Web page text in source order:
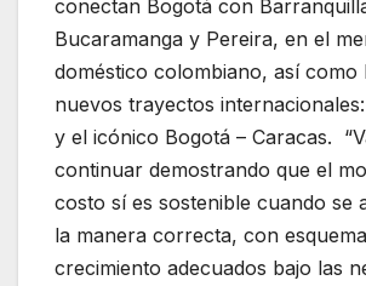
conectan Bogotá con
Bucaramanga y Pereira, en el
doméstico colombiano, así como
nuevos trayectos
y el icónico Bogotá – Caracas.
continuar demostrando que el
costo sí es sostenible cuando se
la manera correcta, con
crecimiento adecuados bajo las